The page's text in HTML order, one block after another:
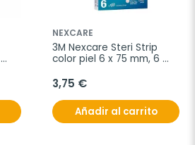
NEXCARE
3M Nexcare Steri Strip
color piel 6 x 75 mm, 6
3,75 €
Añadir al carrito